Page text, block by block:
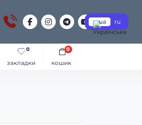
ua ru
закладки
0
кошик
0